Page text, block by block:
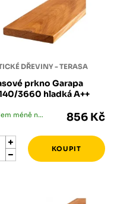
DŘEVINY - TERASA
prkno Garapa
3660 hladká A++
skladem méně než 5 ks 856 Kč